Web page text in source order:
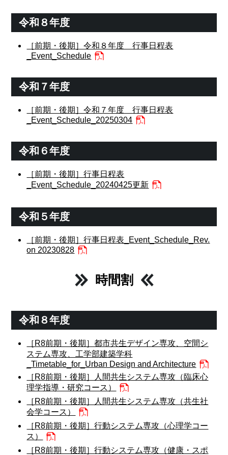
令和８年度
［前期・後期］令和８年度 行事日程表
_Event_Schedule
令和７年度
［前期・後期］令和７年度 行事日程表
_Event_Schedule_20250304
令和６年度
［前期・後期］行事日程表
_Event_Schedule_20240425更新
令和５年度
［前期・後期］行事日程表_Event_Schedule_Rev.
on 20230828
時間割
令和８年度
［R8前期・後期］都市共生デザイン専攻、空間シ
ステム専攻、工学部建築学科
_Timetable_for_Urban Design and Architecture
［R8前期・後期］人間共生システム専攻（臨床心
理学指導・研究コース）
［R8前期・後期］人間共生システム専攻（共生社
会学コース）
［R8前期・後期］行動システム専攻（心理学コー
ス）
［R8前期・後期］行動システム専攻（健康・スポ